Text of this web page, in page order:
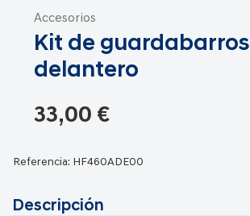
Accesorios
Kit de guardabarros
delantero
33,00 €
Referencia: HF460ADE00
Descripción
comienzo
galería
imágenes